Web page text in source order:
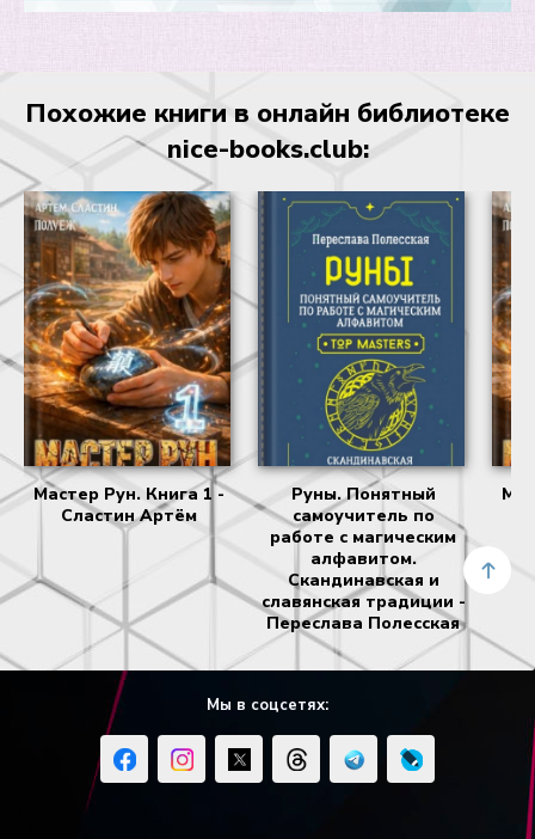
Похожие книги в онлайн библиотеке
nice-books.club:
Мастер Рун. Книга 1 -
Сластин Артём
Руны. Понятный
самоучитель по
работе с магическим
алфавитом.
Скандинавская и
славянская традиции -
Переслава Полесская
Мы в соцсетях: